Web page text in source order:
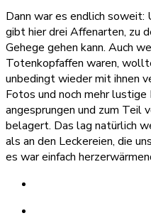
Dann war es endlich
gibt hier drei Affenarten, zu
Gehege gehen kann. Auch
Totenkopfaffen waren,
unbedingt wieder mit ihnen
Fotos und noch mehr
angesprungen und zum Teil
belagert. Das lag natürlich
als an den Leckereien, die
es war einfach